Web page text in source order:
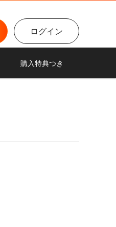
ログイン
購入特典つき